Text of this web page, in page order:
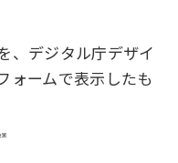
、デジタル庁デザイ
ォームで表示したも